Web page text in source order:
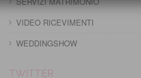
VIDEO RICEVIMENTI
WEDDINGSHOW
TWITTER